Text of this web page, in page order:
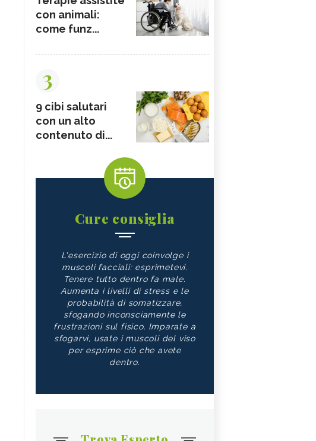
con animali:
come funz...
3
9 cibi salutari
con un alto
contenuto di...
Cure consiglia
L'esercizio di oggi coinvolge i
muscoli facciali: esprimetevi.
Tenere tutto dentro fa male.
Aumenta i livelli di stress e le
probabilità di somatizzare,
sfogando inconsciamente le
frustrazioni sul fisico. Imparate a
sfogarvi, usate i muscoli del viso
per esprime ciò che avete
dentro.